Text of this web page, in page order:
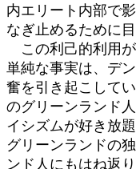
内エリート内部で
なぎ止めるために
この利己的利用
単純な事実は、デ
奮を引き起こして
のグリーンランド
イシズムが好き放
グリーンランドの
ンド人にもはね返